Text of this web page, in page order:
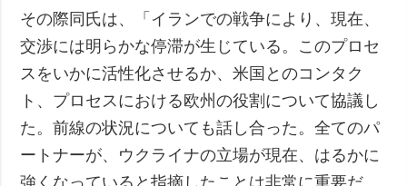
その際同氏は、「イランでの戦争により、現在、
交渉には明らかな停滞が生じている。このプロセ
スをいかに活性化させるか、米国とのコンタク
ト、プロセスにおける欧州の役割について協議し
た。前線の状況についても話し合った。全てのパ
ートナーが、ウクライナの立場が現在、はるかに
強くなっていると指摘したことは非常に重要だ。